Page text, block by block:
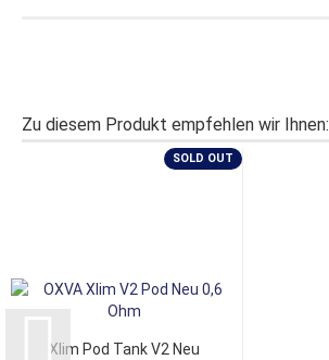
Zu diesem Produkt empfehlen wir Ihnen:
SOLD OUT
Xlim Pod Tank V2 Neu